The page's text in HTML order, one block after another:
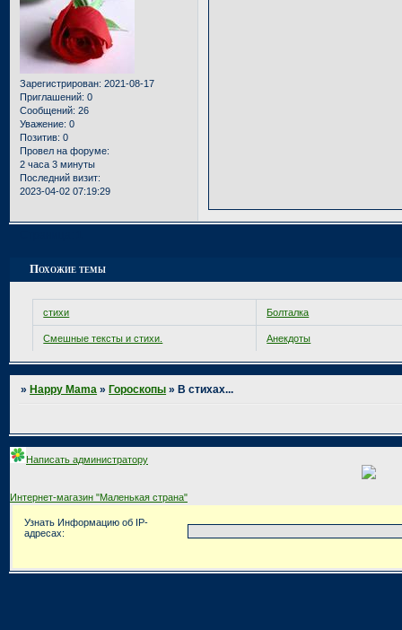
Зарегистрирован: 2021-08-17
Приглашений: 0
Сообщений: 26
Уважение: 0
Позитив: 0
Провел на форуме:
2 часа 3 минуты
Последний визит:
2023-04-02 07:19:29
Похожие темы
стихи Болталка
Смешные тексты и стихи. Анекдоты
» Happy Mama » Гороскопы » В стихах...
Написать администратору
Интернет-магазин "Маленькая страна"
Узнать Информацию об IP-
адресах: